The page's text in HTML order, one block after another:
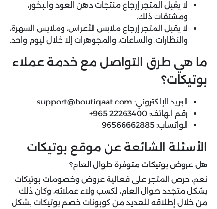
لا يقبل المتجر إرجاع منتجات دهن العود والبخور،
ومشتقات ذلك.
لا يقبل المتجر إرجاع ملابس الأعراس، وملابس السهرة،
والنظارات، والساعات، والمجوهرات إلا خلال ليوم واحد.
ما هي طرق التواصل مع خدمة عملاء
بوتيكات؟
البريد الإلكتروني: ​ support@boutiqaat.com
رقم الهاتف: 22263400 965+
الواتساب: 96566662885
الأسئلة الشائعة عن موقع بوتيكات
هل عروض بوتيكات متوفرة طوال العام؟
نعم، حرص المتجر على فعالية عروض وخصومات بوتيكات
بشكل متجدد طوال العام، لكسب ولاء عملائه، وكان ذلك
من خلال إطلاقه للعديد من كوبونات خصم بوتيكات بشكل